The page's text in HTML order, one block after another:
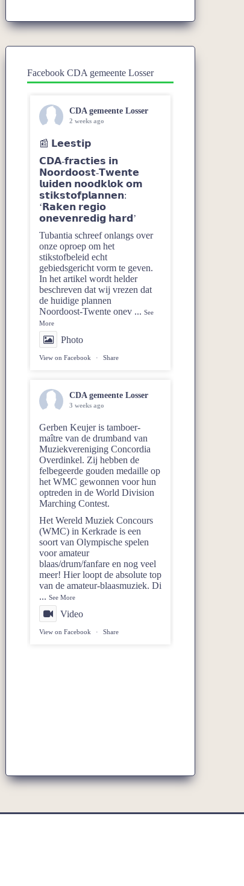
Facebook CDA gemeente Losser
CDA gemeente Losser
2 weeks ago
📰 𝗟𝗲𝗲𝘀𝘁𝗶𝗽
𝗖𝗗𝗔-𝗳𝗿𝗮𝗰𝘁𝗶𝗲𝘀 𝗶𝗻
𝗡𝗼𝗼𝗿𝗱𝗼𝗼𝘀𝘁-𝗧𝘄𝗲𝗻𝘁𝗲
𝗹𝘂𝗶𝗱𝗲𝗻 𝗻𝗼𝗼𝗱𝗸𝗹𝗼𝗸 𝗼𝗺
𝘀𝘁𝗶𝗸𝘀𝘁𝗼𝗳𝗽𝗹𝗮𝗻𝗻𝗲𝗻:
‘𝗥𝗮𝗸𝗲𝗻 𝗿𝗲𝗴𝗶𝗼
𝗼𝗻𝗲𝘃𝗲𝗻𝗿𝗲𝗱𝗶𝗴 𝗵𝗮𝗿𝗱’
Tubantia schreef onlangs over
onze oproep om het
stikstofbeleid echt
gebiedsgericht vorm te geven.
In het artikel wordt helder
beschreven dat wij vrezen dat
de huidige plannen
Noordoost‑Twente onev ... See
More
Photo
View on Facebook · Share
CDA gemeente Losser
3 weeks ago
Gerben Keujer is tamboer-
maître van de drumband van
Muziekvereniging Concordia
Overdinkel. Zij hebben de
felbegeerde gouden medaille op
het WMC gewonnen voor hun
optreden in de World Division
Marching Contest.
Het Wereld Muziek Concours
(WMC) in Kerkrade is een
soort van Olympische spelen
voor amateur
blaas/drum/fanfare en nog veel
meer! Hier loopt de absolute top
van de amateur-blaasmuziek. Di
... See More
Video
View on Facebook · Share